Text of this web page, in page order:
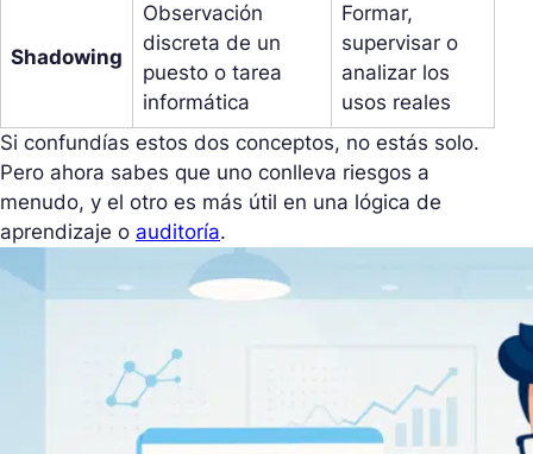
Shadowing
Observación
discreta de un
puesto o tarea
informática
Formar,
supervisar o
analizar los
usos reales
Si confundías estos dos conceptos, no estás solo.
Pero ahora sabes que uno conlleva riesgos a
menudo, y el otro es más útil en una lógica de
aprendizaje o auditoría.